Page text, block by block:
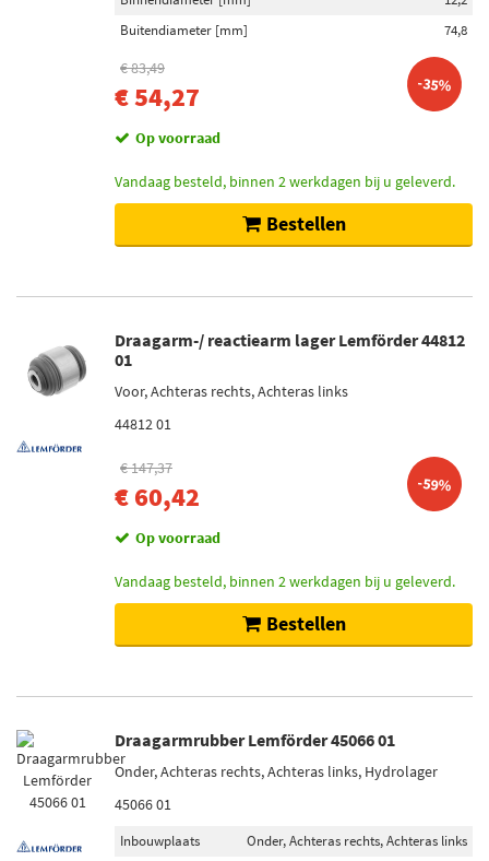
Buitendiameter [mm]
74,8
€ 83,49
€ 54,27 -35%
Op voorraad
Vandaag besteld, binnen 2 werkdagen bij u geleverd.
Bestellen
Draagarm-/ reactiearm lager Lemförder 44812
01
Voor, Achteras rechts, Achteras links
44812 01
€ 147,37
€ 60,42 -59%
Op voorraad
Vandaag besteld, binnen 2 werkdagen bij u geleverd.
Bestellen
Draagarmrubber Lemförder 45066 01
Onder, Achteras rechts, Achteras links, Hydrolager
45066 01
Inbouwplaats
Onder, Achteras rechts, Achteras links